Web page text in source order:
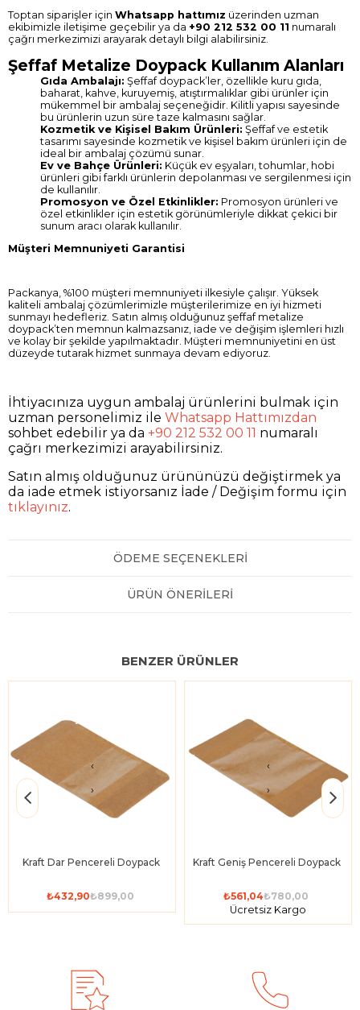
Toptan siparişler için Whatsapp hattımız üzerinden uzman
ekibimizle iletişime geçebilir ya da +90 212 532 00 11 numaralı
çağrı merkezimizi arayarak detaylı bilgi alabilirsiniz.
Şeffaf Metalize Doypack Kullanım Alanları
Gıda Ambalajı: Şeffaf doypack’ler, özellikle kuru gıda,
baharat, kahve, kuruyemiş, atıştırmalıklar gibi ürünler için
mükemmel bir ambalaj seçeneğidir. Kilitli yapısı sayesinde
bu ürünlerin uzun süre taze kalmasını sağlar.
Kozmetik ve Kişisel Bakım Ürünleri: Şeffaf ve estetik
tasarımı sayesinde kozmetik ve kişisel bakım ürünleri için de
ideal bir ambalaj çözümü sunar.
Ev ve Bahçe Ürünleri: Küçük ev eşyaları, tohumlar, hobi
ürünleri gibi farklı ürünlerin depolanması ve sergilenmesi için
de kullanılır.
Promosyon ve Özel Etkinlikler: Promosyon ürünleri ve
özel etkinlikler için estetik görünümleriyle dikkat çekici bir
sunum aracı olarak kullanılır.
Müşteri Memnuniyeti Garantisi
Packanya, %100 müşteri memnuniyeti ilkesiyle çalışır. Yüksek
kaliteli ambalaj çözümlerimizle müşterilerimize en iyi hizmeti
sunmayı hedefleriz. Satın almış olduğunuz şeffaf metalize
doypack’ten memnun kalmazsanız, iade ve değişim işlemleri hızlı
ve kolay bir şekilde yapılmaktadır. Müşteri memnuniyetini en üst
düzeyde tutarak hizmet sunmaya devam ediyoruz.
İhtiyacınıza uygun ambalaj ürünlerini bulmak için
uzman personelimiz ile Whatsapp Hattımızdan
sohbet edebilir ya da +90 212 532 00 11 numaralı
çağrı merkezimizi arayabilirsiniz.
Satın almış olduğunuz ürününüzü değiştirmek ya
da iade etmek istiyorsanız İade / Değişim formu için
tıklayınız.
ÖDEME SEÇENEKLERI
ÜRÜN ÖNERILERI
BENZER ÜRÜNLER
‹
›
Kraft Dar Pencereli Doypack
₺432,90₺899,00
‹
›
₺561,04₺780,00
Ücretsiz Kargo